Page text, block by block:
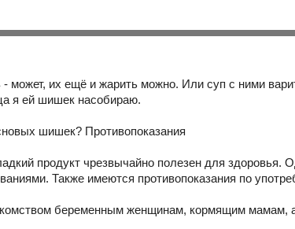
может, их ещё и жарить можно. Или суп с ними
я ей шишек насобираю.
шишек? Противопоказания
продукт чрезвычайно полезен для здоровья.
Также имеются противопоказания по
беременным женщинам, кормящим мамам,